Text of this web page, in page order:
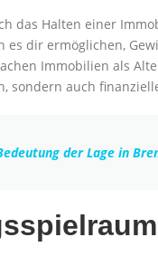
das Halten einer
es dir ermöglichen,
Immobilien als
sondern auch
der Lage in